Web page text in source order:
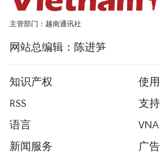
主管部门：越南通讯社
网站总编辑：陈进笋
知识产权
使
RSS
支持
语言
VNA
新闻服务
广告